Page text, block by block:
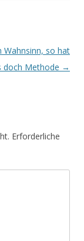
Wahnsinn, so hat
doch Methode →
Erforderliche